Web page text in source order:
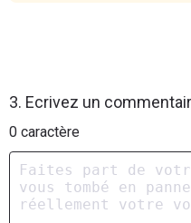
3. Ecrivez un
0 caractère